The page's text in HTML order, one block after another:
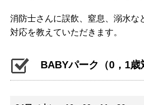
消防士さんに誤飲、窒息、溺水な
対応を教えていただきます。
BABYパーク（0，1歳